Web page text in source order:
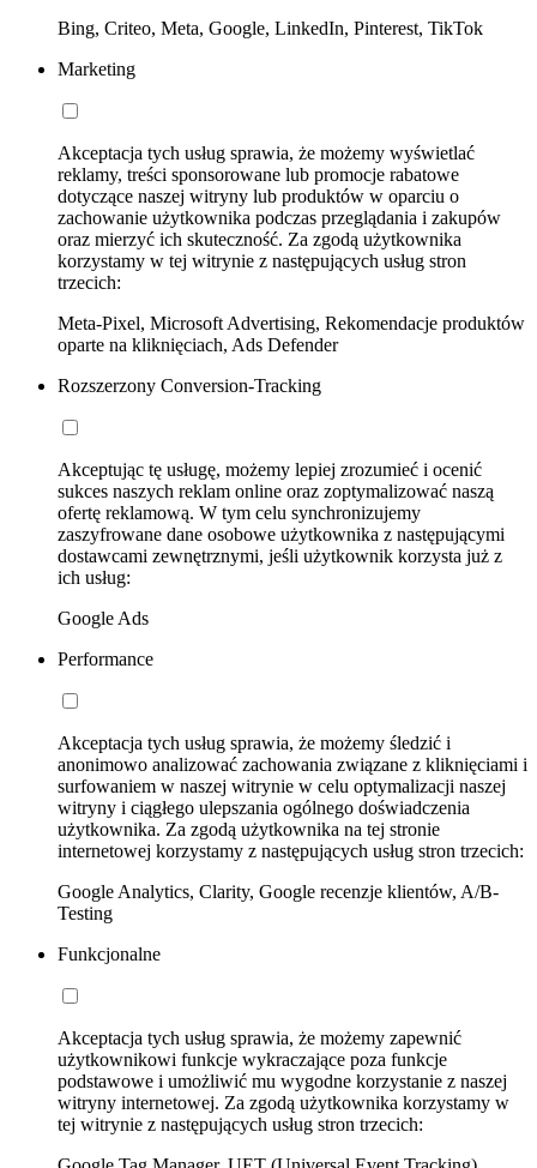
Bing, Criteo, Meta, Google, LinkedIn, Pinterest, TikTok
Marketing
Akceptacja tych usług sprawia, że możemy wyświetlać
reklamy, treści sponsorowane lub promocje rabatowe
dotyczące naszej witryny lub produktów w oparciu o
zachowanie użytkownika podczas przeglądania i zakupów
oraz mierzyć ich skuteczność. Za zgodą użytkownika
korzystamy w tej witrynie z następujących usług stron
trzecich:
Meta-Pixel, Microsoft Advertising, Rekomendacje produktów
oparte na kliknięciach, Ads Defender
Rozszerzony Conversion-Tracking
Akceptując tę usługę, możemy lepiej zrozumieć i ocenić
sukces naszych reklam online oraz zoptymalizować naszą
ofertę reklamową. W tym celu synchronizujemy
zaszyfrowane dane osobowe użytkownika z następującymi
dostawcami zewnętrznymi, jeśli użytkownik korzysta już z
ich usług:
Google Ads
Performance
Akceptacja tych usług sprawia, że możemy śledzić i
anonimowo analizować zachowania związane z kliknięciami i
surfowaniem w naszej witrynie w celu optymalizacji naszej
witryny i ciągłego ulepszania ogólnego doświadczenia
użytkownika. Za zgodą użytkownika na tej stronie
internetowej korzystamy z następujących usług stron trzecich:
Google Analytics, Clarity, Google recenzje klientów, A/B-
Testing
Funkcjonalne
Akceptacja tych usług sprawia, że możemy zapewnić
użytkownikowi funkcje wykraczające poza funkcje
podstawowe i umożliwić mu wygodne korzystanie z naszej
witryny internetowej. Za zgodą użytkownika korzystamy w
tej witrynie z następujących usług stron trzecich: